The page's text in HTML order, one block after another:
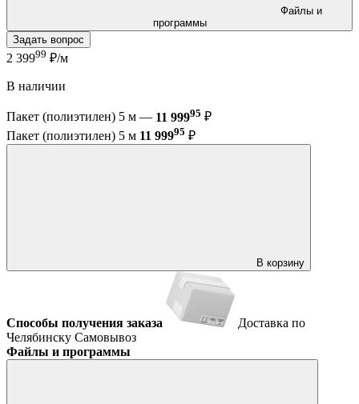
программы
Задать вопрос
2 39999 ₽/м
В наличии
Пакет (полиэтилен) 5 м — 11 99995 ₽
Пакет (полиэтилен) 5 м 11 99995 ₽
В корзину
Способы получения заказа
Доставка по
Челябинску Самовывоз
Файлы и программы